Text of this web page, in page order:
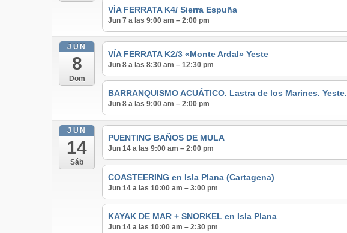
VÍA FERRATA K4/ Sierra Espuña
Jun 7 a las 9:00 am – 2:00 pm
JUN
8
Dom
VÍA FERRATA K2/3 «Monte Ardal» Yeste
Jun 8 a las 8:30 am – 12:30 pm
BARRANQUISMO ACUÁTICO. Lastra de los Marines. Yeste.
Jun 8 a las 9:00 am – 2:00 pm
JUN
14
Sáb
PUENTING BAÑOS DE MULA
Jun 14 a las 9:00 am – 2:00 pm
COASTEERING en Isla Plana (Cartagena)
Jun 14 a las 10:00 am – 3:00 pm
KAYAK DE MAR + SNORKEL en Isla Plana
Jun 14 a las 10:00 am – 2:30 pm